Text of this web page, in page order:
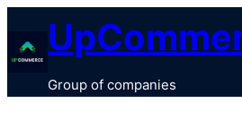
στο
περιεχόμενο
Group of companies